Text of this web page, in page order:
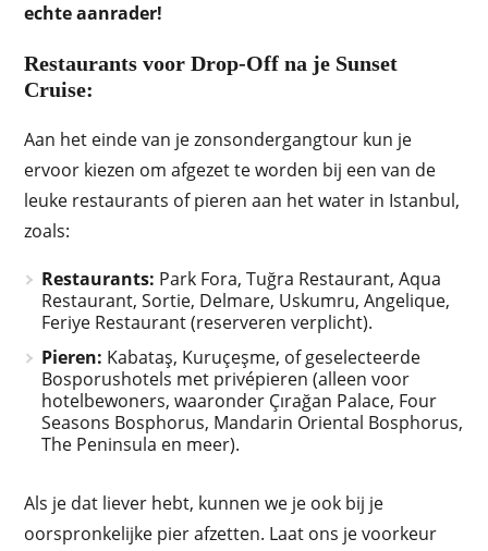
echte aanrader!
Restaurants voor Drop-Off na je Sunset
Cruise:
Aan het einde van je zonsondergangtour kun je
ervoor kiezen om afgezet te worden bij een van de
leuke restaurants of pieren aan het water in Istanbul,
zoals:
Restaurants: Park Fora, Tuğra Restaurant, Aqua
Restaurant, Sortie, Delmare, Uskumru, Angelique,
Feriye Restaurant (reserveren verplicht).
Pieren: Kabataş, Kuruçeşme, of geselecteerde
Bosporushotels met privépieren (alleen voor
hotelbewoners, waaronder Çırağan Palace, Four
Seasons Bosphorus, Mandarin Oriental Bosphorus,
The Peninsula en meer).
Als je dat liever hebt, kunnen we je ook bij je
oorspronkelijke pier afzetten. Laat ons je voorkeur